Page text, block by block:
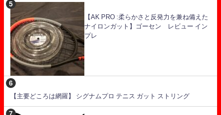
【AK PRO :柔らかさと反発力を兼ね備えた
ナイロンガット】ゴーセン レビュー イン
プレ
【主要どころは網羅】 シグナムプロ テニス ガット ストリング